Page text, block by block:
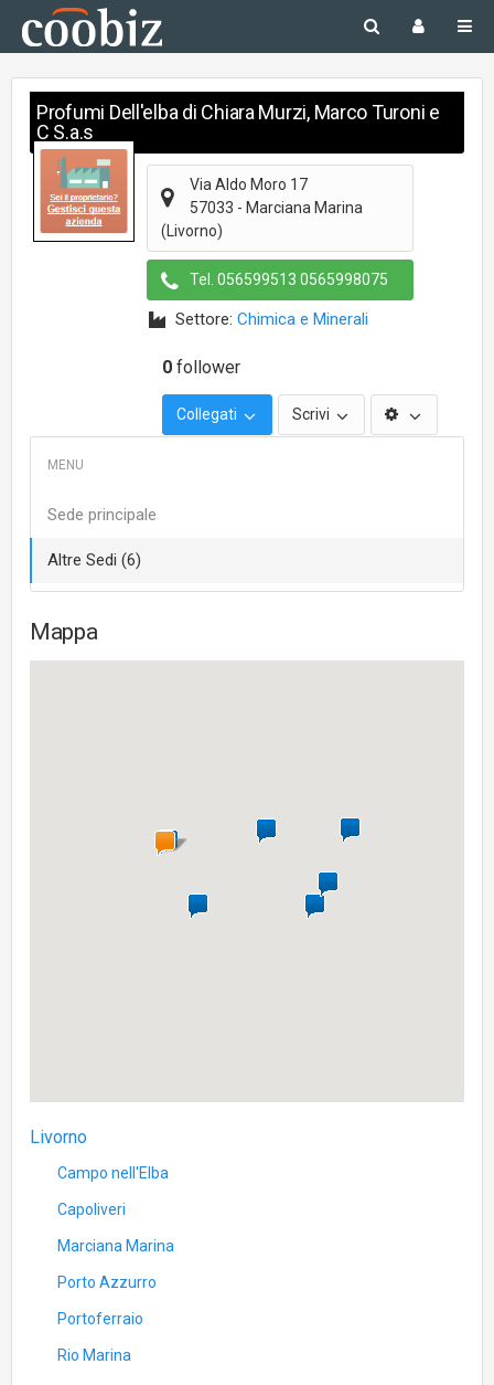
Profumi Dell'elba di Chiara Murzi, Marco Turoni e
C S.a.s
Via Aldo Moro 17
57033 - Marciana Marina
(Livorno)
Tel. 056599513 0565998075
Settore: Chimica e Minerali
0 follower
Collegati Scrivi
Sede principale
Altre Sedi (6)
Mappa
Livorno
Campo nell'Elba
Capoliveri
Marciana Marina
Porto Azzurro
Portoferraio
Rio Marina